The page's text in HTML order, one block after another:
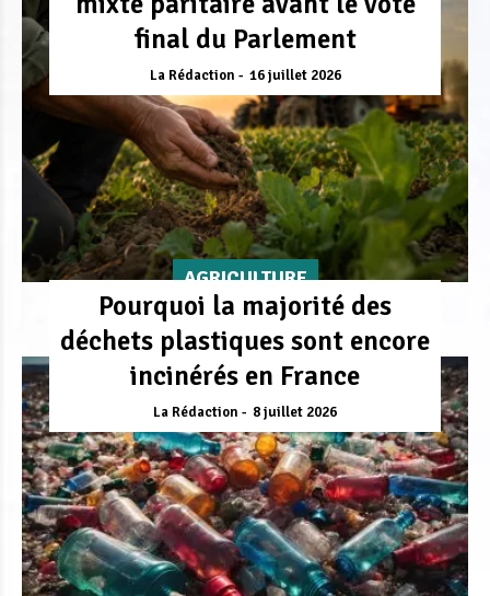
final du Parlement
La Rédaction 16 juillet 2026
AGRICULTURE
Pourquoi la majorité des
déchets plastiques sont encore
incinérés en France
La Rédaction 8 juillet 2026